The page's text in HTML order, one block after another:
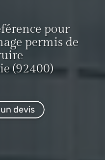
pour
permis de
(92400)
devis